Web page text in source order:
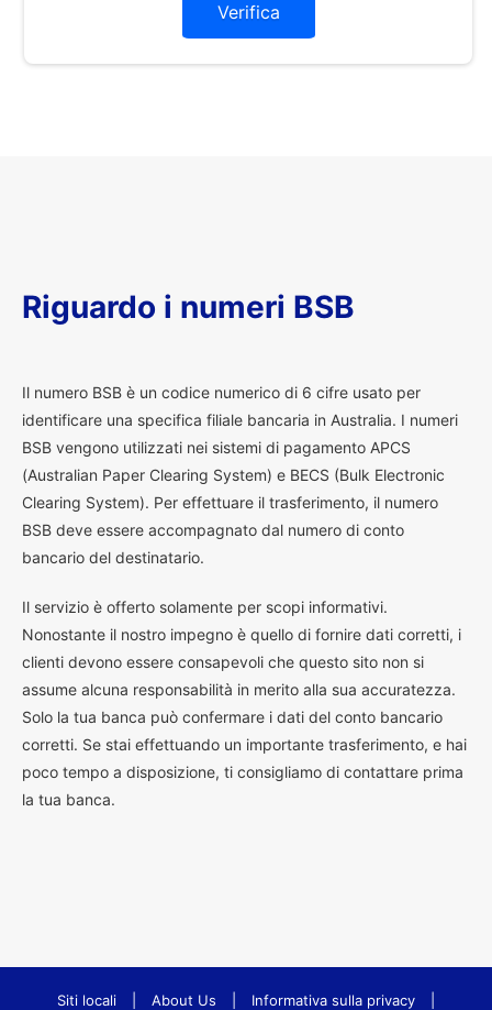
Verifica
Riguardo i numeri BSB
Il numero BSB è un codice numerico di 6 cifre usato per
identificare una specifica filiale bancaria in Australia. I numeri
BSB vengono utilizzati nei sistemi di pagamento APCS
(Australian Paper Clearing System) e BECS (Bulk Electronic
Clearing System). Per effettuare il trasferimento, il numero
BSB deve essere accompagnato dal numero di conto
bancario del destinatario.
Il servizio è offerto solamente per scopi informativi.
Nonostante il nostro impegno è quello di fornire dati corretti, i
clienti devono essere consapevoli che questo sito non si
assume alcuna responsabilità in merito alla sua accuratezza.
Solo la tua banca può confermare i dati del conto bancario
corretti. Se stai effettuando un importante trasferimento, e hai
poco tempo a disposizione, ti consigliamo di contattare prima
la tua banca.
Siti locali About Us Informativa sulla privacy